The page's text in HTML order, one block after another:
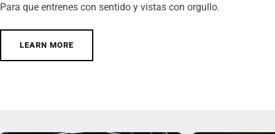
Para que entrenes con sentido y vistas con orgullo.
LEARN MORE